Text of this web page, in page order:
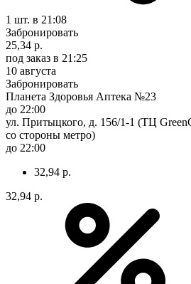
1 шт. в 21:08
Забронировать
25,34 р.
под заказ в 21:25
10 августа
Забронировать
Планета Здоровья Аптека №23
до 22:00
ул. Притыцкого, д. 156/1-1 (ТЦ
со стороны метро)
до 22:00
32,94 р.
32,94 р.